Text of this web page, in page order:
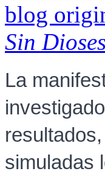
Sin Dioses
La
simuladas